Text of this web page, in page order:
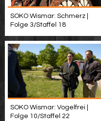
SOKO Wismar: Schmerz |
Folge 3/Staffel 18
SOKO Wismar: Vogelfrei |
Folge 10/Staffel 22